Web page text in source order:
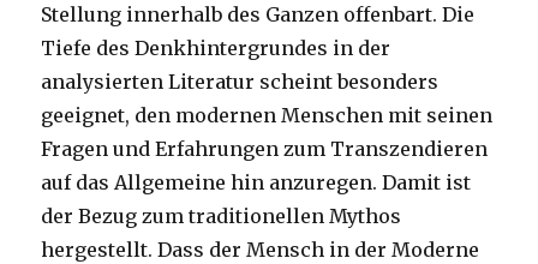
Stellung innerhalb des Ganzen offenbart. Die
Tiefe des Denkhintergrundes in der
analysierten Literatur scheint besonders
geeignet, den modernen Menschen mit seinen
Fragen und Erfahrungen zum Transzendieren
auf das Allgemeine hin anzuregen. Damit ist
der Bezug zum traditionellen Mythos
hergestellt. Dass der Mensch in der Moderne